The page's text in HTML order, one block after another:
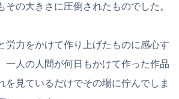
その大きさに圧倒されたものでした。
労力をかけて作り上げたものに感心す
一人の人間が何日もかけて作った作品
を見ているだけでその場に佇んでしま